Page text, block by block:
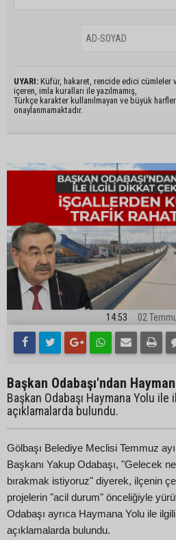
UYARI: Küfür, hakaret, rencide edici cümleler
içeren, imla kuralları ile yazılmamış,
Türkçe karakter kullanılmayan ve büyük
onaylanmamaktadır.
14:53 02
Başkan Odabaşı'ndan
Başkan Odabaşı Haymana Yolu
açıklamalarda bulundu.
Gölbaşı Belediye Meclisi Temmuz ayı
Başkanı Yakup Odabaşı, "Gelecek
bırakmak istiyoruz" diyerek, ilçenin
projelerin "acil durum" önceliğiyle
Odabaşı ayrıca Haymana Yolu ile
açıklamalarda bulundu.